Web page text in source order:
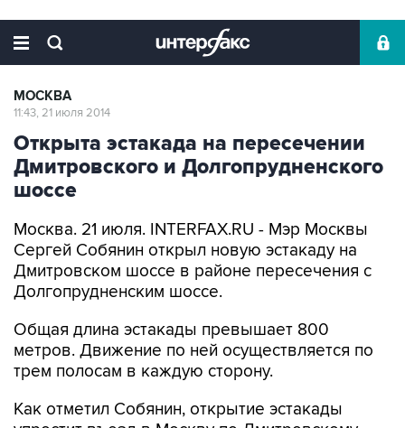
МОСКВА
11:43, 21 июля 2014
Открыта эстакада на пересечении
Дмитровского и Долгопрудненского
шоссе
Москва. 21 июля. INTERFAX.RU - Мэр Москвы
Сергей Собянин открыл новую эстакаду на
Дмитровском шоссе в районе пересечения с
Долгопрудненским шоссе.
Общая длина эстакады превышает 800
метров. Движение по ней осуществляется по
трем полосам в каждую сторону.
Как отметил Собянин, открытие эстакады